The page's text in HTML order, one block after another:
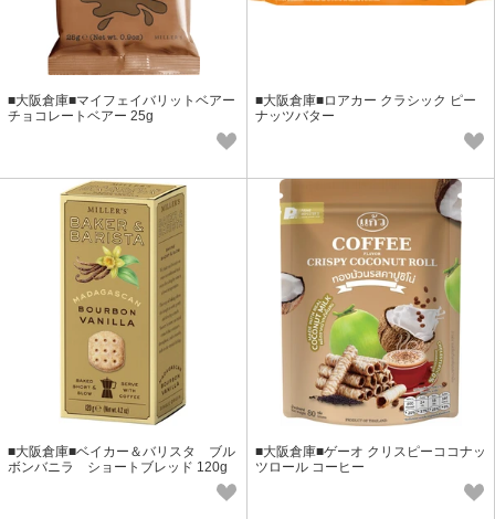
■大阪倉庫■マイフェイバリットベアー
チョコレートベアー 25g
■大阪倉庫■ロアカー クラシック ピー
ナッツバター
■大阪倉庫■ベイカー＆バリスタ ブル
ボンバニラ ショートブレッド 120g
■大阪倉庫■ゲーオ クリスピーココナッ
ツロール コーヒー